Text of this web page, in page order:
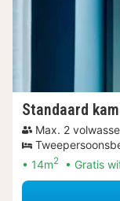
Standaard
Max. 2
14m2 Gratis